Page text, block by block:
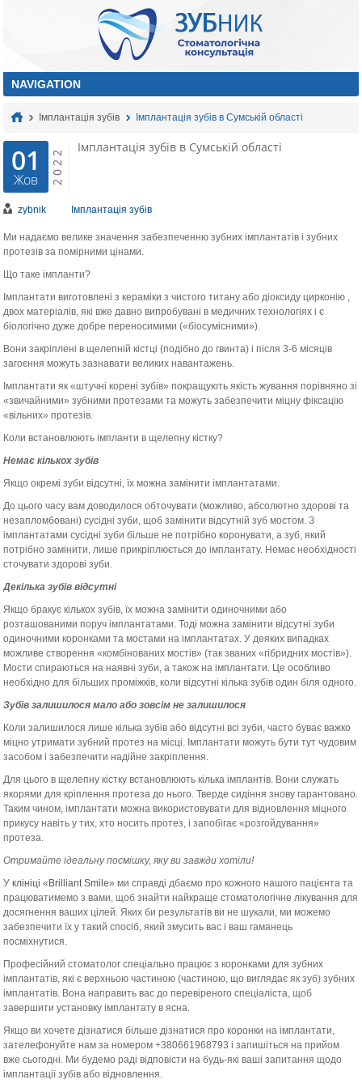
Імплантація зубів Імплантація зубів в Сумській області
01
Жов 2022 Імплантація зубів в Сумській області
zybnik Імплантація зубів
Ми надаємо велике значення забезпеченню зубних імплантатів і зубних
протезів за помірними цінами.
Що таке імпланти?
Імплантати виготовлені з кераміки з чистого титану або діоксиду цирконію ,
двох матеріалів, які вже давно випробувані в медичних технологіях і є
біологічно дуже добре переносимими («біосумісними»).
Вони закріплені в щелепній кістці (подібно до гвинта) і після 3-6 місяців
загоєння можуть зазнавати великих навантажень.
Імплантати як «штучні корені зубів» покращують якість жування порівняно зі
«звичайними» зубними протезами та можуть забезпечити міцну фіксацію
«вільних» протезів.
Коли встановлюють імпланти в щелепну кістку?
Немає кількох зубів
Якщо окремі зуби відсутні, їх можна замінити імплантатами.
До цього часу вам доводилося обточувати (можливо, абсолютно здорові та
незапломбовані) сусідні зуби, щоб замінити відсутній зуб мостом. З
імплантатами сусідні зуби більше не потрібно коронувати, а зуб, який
потрібно замінити, лише прикріплюється до імплантату. Немає необхідності
сточувати здорові зуби.
Декілька зубів відсутні
Якщо бракує кількох зубів, їх можна замінити одиночними або
розташованими поруч імплантатами. Тоді можна замінити відсутні зуби
одиночними коронками та мостами на імплантатах. У деяких випадках
можливе створення «комбінованих мостів» (так званих «гібридних мостів»).
Мости спираються на наявні зуби, а також на імплантати. Це особливо
необхідно для більших проміжків, коли відсутні кілька зубів один біля одного.
Зубів залишилося мало або зовсім не залишилося
Коли залишилося лише кілька зубів або відсутні всі зуби, часто буває важко
міцно утримати зубний протез на місці. Імплантати можуть бути тут чудовим
засобом і забезпечити надійне закріплення.
Для цього в щелепну кістку встановлюють кілька імплантів. Вони служать
якорями для кріплення протеза до нього. Тверде сидіння знову гарантовано.
Таким чином, імплантати можна використовувати для відновлення міцного
прикусу навіть у тих, хто носить протез, і запобігає «розгойдування»
протеза.
Отримайте ідеальну посмішку, яку ви завжди хотіли!
Уклініці «Brilliant Smile» ми справді дбаємо про кожного нашого пацієнта та
працюватимемо з вами, щоб знайти найкраще стоматологічне лікування для
досягнення ваших цілей. Яких би результатів ви не шукали, ми можемо
забезпечити їх у такий спосіб, який змусить вас і ваш гаманець
посміхнутися.
Професійний стоматолог спеціально працює з коронками для зубних
імплантатів, які є верхньою частиною (частиною, що виглядає як зуб) зубних
імплантатів. Вона направить вас до перевіреного спеціаліста, щоб
завершити установку імплантату в ясна.
Якщо ви хочете дізнатися більше дізнатися про коронки на імплантати,
зателефонуйте нам за номером +380661968793 і запишіться на прийом
вже сьогодні. Ми будемо раді відповісти на будь-які ваші запитання щодо
імплантації зубів або відновлення.